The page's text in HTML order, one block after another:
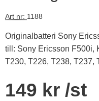
Art nr: 1188
Originalbatteri Sony
till: Sony Ericsson F500i,
T230, T226, T238, T237,
pris
149 kr /st